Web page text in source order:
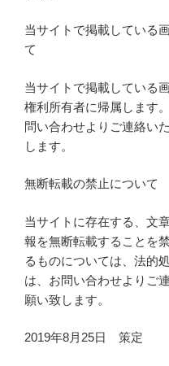
当サイトで掲載している
て
当サイトで掲載している
権利所有者に帰属します
問い合わせよりご連絡い
します。
無断転載の禁止について
当サイトに存在する、文
報を無断転載することを
るものについては、法的
は、お問い合わせよりご
願い致します。
2019年8月25日 策定